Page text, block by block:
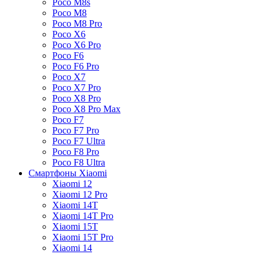
Poco M8s
Poco M8
Poco M8 Pro
Poco X6
Poco X6 Pro
Poco F6
Poco F6 Pro
Poco X7
Poco X7 Pro
Poco X8 Pro
Poco X8 Pro Max
Poco F7
Poco F7 Pro
Poco F7 Ultra
Poco F8 Pro
Poco F8 Ultra
Смартфоны Xiaomi
Xiaomi 12
Xiaomi 12 Pro
Xiaomi 14T
Xiaomi 14T Pro
Xiaomi 15T
Xiaomi 15T Pro
Xiaomi 14